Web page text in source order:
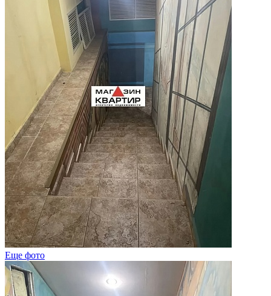
Еще фото